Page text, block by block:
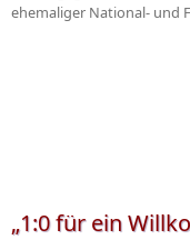
ehemaliger National- und
„1:0 für ein